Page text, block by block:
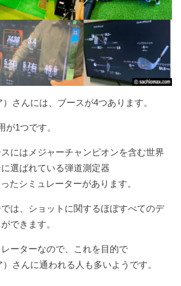
さんには、ブースが4つあります。
が1つです。
にはメジャーチャンピオンを含む世界
選ばれている弾道測定器
たシミュレーターがあります。
は、ショットに関するほぼすべてのデ
できます。
ーターなので、これを目的で
さんに通われる人も多いようです。